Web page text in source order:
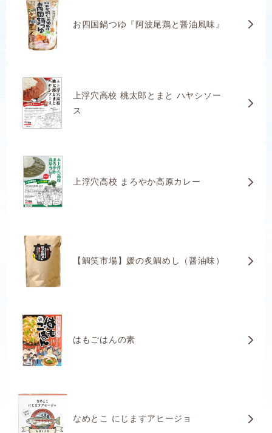
お四国鍋つゆ『阿波尾鶏と醤油風味』
上浮穴高校 桃太郎とまと ハヤシソー
ス
上浮穴高校 まろやか高原カレー
【鯛笑市場】媛の炙鯛めし（醤油味）
はもごはんの素
なめとこ にじますアヒージョ